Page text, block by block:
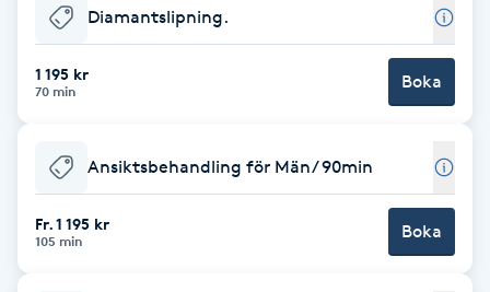
Extensions
Extensions borttagning
Eyeliner-tatuering
F
Diamantslipning.
1 195 kr
70 min Boka
Ansiktsbehandling för Män/ 90min
Fr. 1 195 kr
105 min Boka